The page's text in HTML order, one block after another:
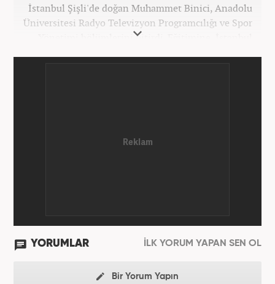
İstanbul Şişli'de doğan Muhammet Binici, Anadolu
Üniversitesi Radyo Televizyon Programcılığı ve Spor
Yönetimi bölümlerini bitirdi. Eğitimine, İstanbul
'Gündem Editörü' olarak görevine devam
YORUMLAR İLK YORUM YAPAN SEN OL
Bir Yorum Yapın